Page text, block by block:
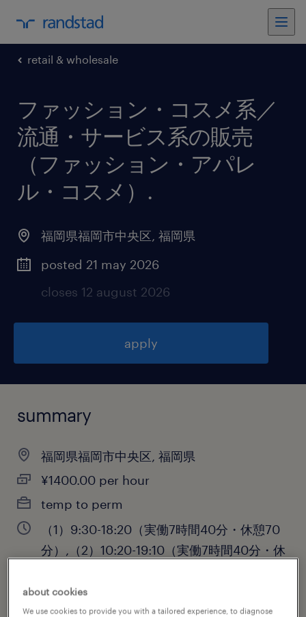
retail & wholesale
ファッション・コスメ系／
流通・サービス系の販売
（ファッション・アパレ
ル・コスメ） .
福岡県福岡市中央区, 福岡県
posted 21 may 2026
closes 12 august 2026
apply
summary
福岡県福岡市中央区, 福岡県
¥1400.00 per hour
temp to perm
（1）9:30-18:20（実働7時間40分・休憩70
分）,（2）10:20-19:10（実働7時間40分・休
about cookies
We use cookies to provide you with a tailored experience, to diagnose